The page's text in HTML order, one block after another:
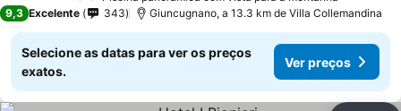
9,3 Excelente 343 Giuncugnano, a 13.3 km de Villa Collemandina
Selecione as datas para ver os preços
exatos.
Ver preços